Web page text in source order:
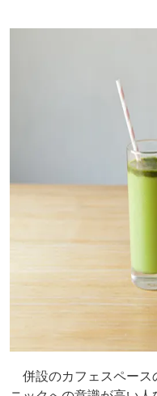
併設のカフェスペース